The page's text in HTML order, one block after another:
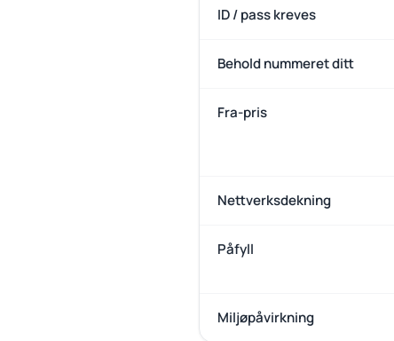
ID / pass kreves
Behold nummeret ditt
Fra-pris
Nettverksdekning
Påfyll
Miljøpåvirkning